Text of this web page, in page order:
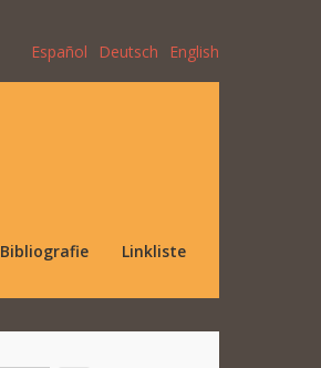
Español Deutsch English
Bibliografie Linkliste